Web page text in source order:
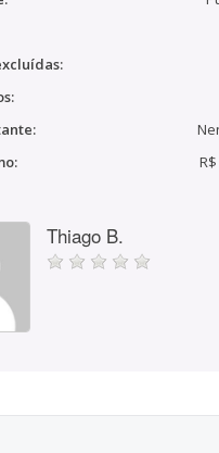
Thiago B.